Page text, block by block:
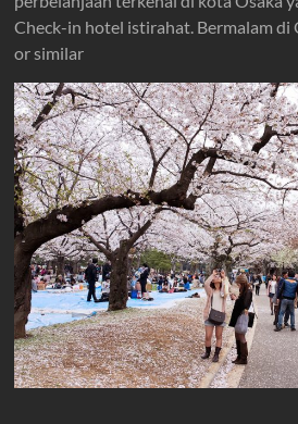
Check-in hotel istirahat. Bermalam di
or similar